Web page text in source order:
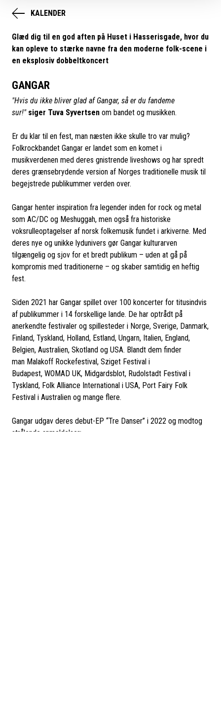
KALENDER
Glæd dig til en god aften på Huset i Hasserisgade, hvor du
kan opleve to stærke navne fra den moderne folk-scene i
en eksplosiv dobbeltkoncert
GANGAR
"Hvis du ikke bliver glad af Gangar, så er du fandeme
sur!" siger Tuva Syvertsen om bandet og musikken.
Er du klar til en fest, man næsten ikke skulle tro var mulig?
Folkrockbandet Gangar er landet som en komet i
musikverdenen med deres gnistrende liveshows og har spredt
deres grænsebrydende version af Norges traditionelle musik til
begejstrede publikummer verden over.
Gangar henter inspiration fra legender inden for rock og metal
som AC/DC og Meshuggah, men også fra historiske
voksrulleoptagelser af norsk folkemusik fundet i arkiverne. Med
deres nye og unikke lydunivers gør Gangar kulturarven
tilgængelig og sjov for et bredt publikum – uden at gå på
kompromis med traditionerne – og skaber samtidig en heftig
fest.
Siden 2021 har Gangar spillet over 100 koncerter for titusindvis
af publikummer i 14 forskellige lande. De har optrådt på
anerkendte festivaler og spillesteder i Norge, Sverige, Danmark,
Finland, Tyskland, Holland, Estland, Ungarn, Italien, England,
Belgien, Australien, Skotland og USA. Blandt dem finder
man Malakoff Rockefestival, Sziget Festival i
Budapest, WOMAD UK, Midgardsblot, Rudolstadt Festival i
Tyskland, Folk Alliance International i USA, Port Fairy Folk
Festival i Australien og mange flere.
Gangar udgav deres debut-EP “Tre Danser” i 2022 og modtog
strålende anmeldelser: